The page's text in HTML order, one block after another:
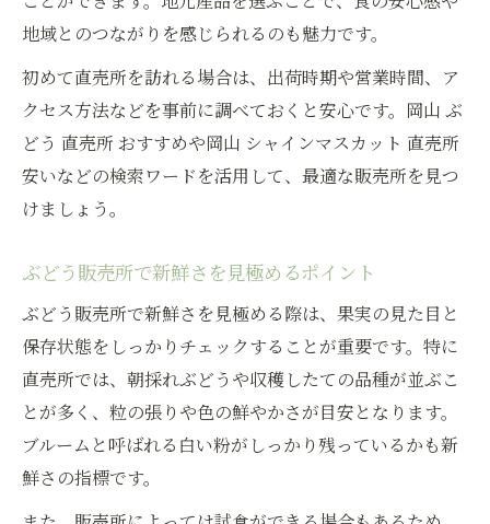
地域とのつながりを感じられるのも魅力です。
初めて直売所を訪れる場合は、出荷時期や営業時間、ア
クセス方法などを事前に調べておくと安心です。岡山 ぶ
どう 直売所 おすすめや岡山 シャインマスカット 直売所
安いなどの検索ワードを活用して、最適な販売所を見つ
けましょう。
ぶどう販売所で新鮮さを見極めるポイント
ぶどう販売所で新鮮さを見極める際は、果実の見た目と
保存状態をしっかりチェックすることが重要です。特に
直売所では、朝採れぶどうや収穫したての品種が並ぶこ
とが多く、粒の張りや色の鮮やかさが目安となります。
ブルームと呼ばれる白い粉がしっかり残っているかも新
鮮さの指標です。